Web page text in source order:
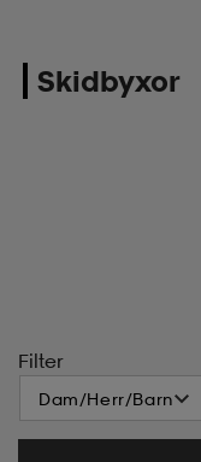
Skidbyxor
Filter
Dam/Herr/Barn